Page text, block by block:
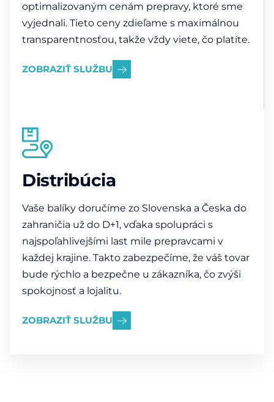
optimalizovaným cenám prepravy, ktoré sme
vyjednali. Tieto ceny zdieľame s maximálnou
transparentnosťou, takže vždy viete, čo platíte.
ZOBRAZIŤ SLUŽBU
Distribúcia
Vaše balíky doručíme zo Slovenska a Česka do
zahraničia už do D+1, vďaka spolupráci s
najspoľahlivejšími last mile prepravcami v
každej krajine. Takto zabezpečíme, že váš tovar
bude rýchlo a bezpečne u zákazníka, čo zvýši
spokojnosť a lojalitu.
ZOBRAZIŤ SLUŽBU